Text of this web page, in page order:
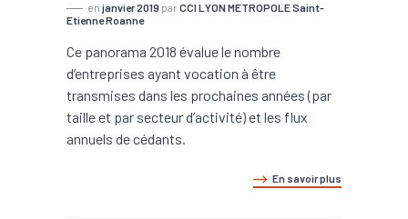
en janvier 2019 par CCI LYON METROPOLE Saint-
Etienne Roanne
Ce panorama 2018 évalue le nombre
d’entreprises ayant vocation à être
transmises dans les prochaines années (par
taille et par secteur d’activité) et les flux
annuels de cédants.
En savoir plus